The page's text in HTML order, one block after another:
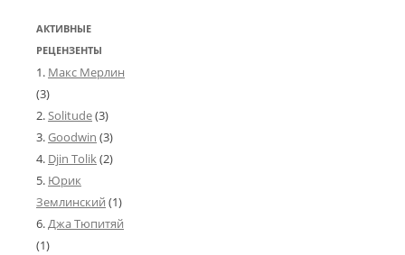
АКТИВНЫЕ
РЕЦЕНЗЕНТЫ
Макс Мерлин
(3)
Solitude(3)
Goodwin (3)
Djin Tolik (2)
Юрик
Землинский (1)
Джа Тюпитяй
(1)